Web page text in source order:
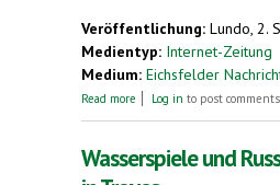
Veröffentlichung: Lundo, 2.
Medientyp: Internet-Zeitung
Medium: Eichsfelder
Read more about Exkursion nach
Log in to post comments
Wasserspiele und